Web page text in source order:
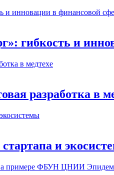
гибкость и
разработка в
и